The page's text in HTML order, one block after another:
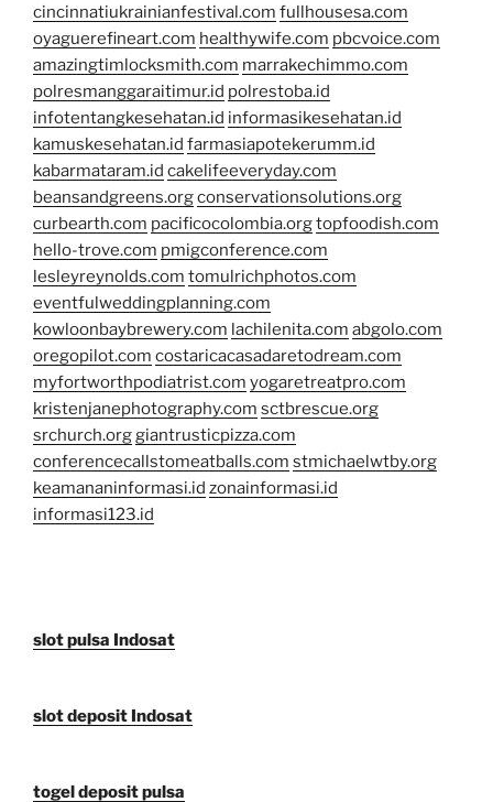
cincinnatiukrainianfestival.com fullhousesa.com
oyaguerefineart.com healthywife.com pbcvoice.com
amazingtimlocksmith.com marrakechimmo.com
polresmanggaraitimur.id polrestoba.id
infotentangkesehatan.id informasikesehatan.id
kamuskesehatan.id farmasiapotekerumm.id
kabarmataram.id cakelifeeveryday.com
beansandgreens.orgconservationsolutions.org
curbearth.com pacificocolombia.orgtopfoodish.com
hello-trove.com pmigconference.com
lesleyreynolds.com tomulrichphotos.com
eventfulweddingplanning.com
kowloonbaybrewery.com lachilenita.com abgolo.com
oregopilot.com costaricacasadaretodream.com
myfortworthpodiatrist.com yogaretreatpro.com
kristenjanephotography.com sctbrescue.org
srchurch.orggiantrusticpizza.com
conferencecallstomeatballs.com stmichaelwtby.org
keamananinformasi.id zonainformasi.id
informasi123.id
slot pulsa Indosat
slot deposit Indosat
togel deposit pulsa